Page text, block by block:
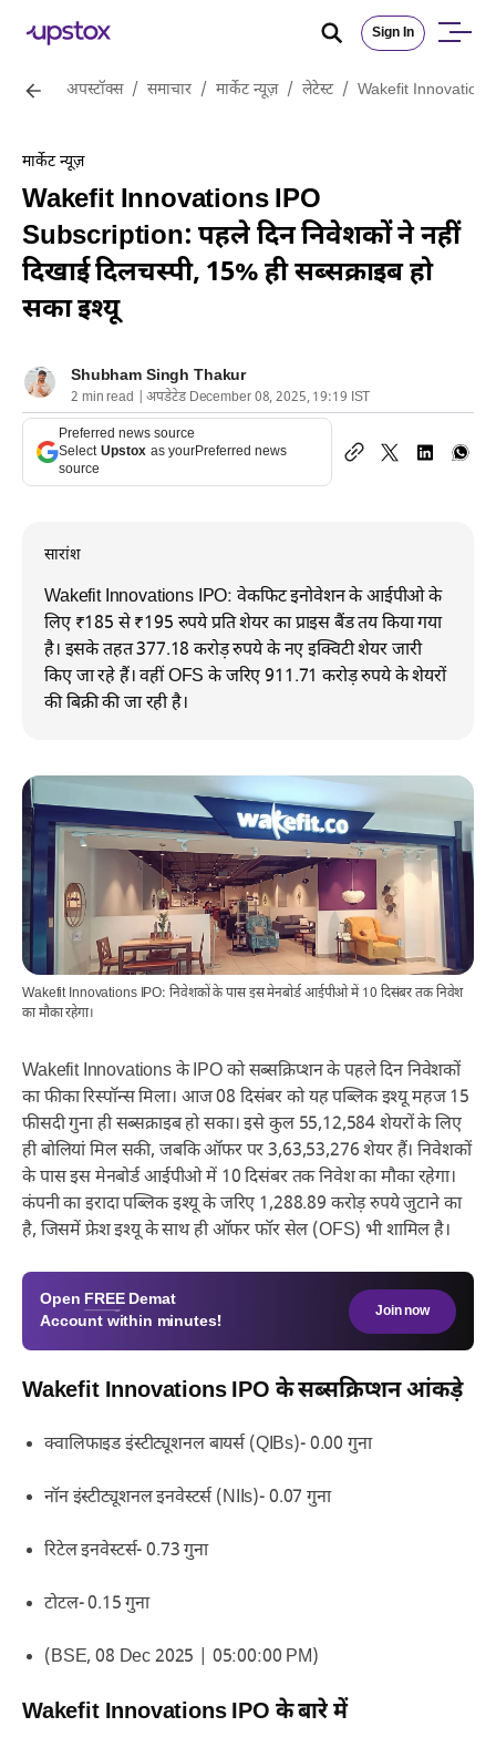
Sign In
अपस्टॉक्स / समाचार / मार्केट न्यूज़ / लेटेस्ट / Wakefit Innovations
मार्केट न्यूज़
Wakefit Innovations IPO
Subscription: पहले दिन निवेशकों ने नहीं
दिखाई दिलचस्पी, 15% ही सब्सक्राइब हो
सका इश्यू
Shubham Singh Thakur
2 min read | अपडेटेड December 08, 2025, 19:19 IST
Preferred news source
Select Upstox as yourPreferred news
source
सारांश
Wakefit Innovations IPO: वेकफिट इनोवेशन के आईपीओ के
लिए ₹185 से ₹195 रुपये प्रति शेयर का प्राइस बैंड तय किया गया
है। इसके तहत 377.18 करोड़ रुपये के नए इक्विटी शेयर जारी
किए जा रहे हैं। वहीं OFS के जरिए 911.71 करोड़ रुपये के शेयरों
की बिक्री की जा रही है।
Wakefit Innovations IPO: निवेशकों के पास इस मेनबोर्ड आईपीओ में 10 दिसंबर तक निवेश
का मौका रहेगा।
Wakefit Innovations के IPO को सब्सक्रिप्शन के पहले दिन निवेशकों
का फीका रिस्पॉन्स मिला। आज 08 दिसंबर को यह पब्लिक इश्यू महज 15
फीसदी गुना ही सब्सक्राइब हो सका। इसे कुल 55,12,584 शेयरों के लिए
ही बोलियां मिल सकी, जबकि ऑफर पर 3,63,53,276 शेयर हैं। निवेशकों
के पास इस मेनबोर्ड आईपीओ में 10 दिसंबर तक निवेश का मौका रहेगा।
कंपनी का इरादा पब्लिक इश्यू के जरिए 1,288.89 करोड़ रुपये जुटाने का
है, जिसमें फ्रेश इश्यू के साथ ही ऑफर फॉर सेल (OFS) भी शामिल है।
Open FREE Demat
Account within minutes!
Join now
Wakefit Innovations IPO के सब्सक्रिप्शन आंकड़े
क्वालिफाइड इंस्टीट्यूशनल बायर्स (QIBs)- 0.00 गुना
नॉन इंस्टीट्यूशनल इनवेस्टर्स (NIIs)- 0.07 गुना
रिटेल इनवेस्टर्स- 0.73 गुना
टोटल- 0.15 गुना
(BSE, 08 Dec 2025 | 05:00:00 PM)
Wakefit Innovations IPO के बारे में